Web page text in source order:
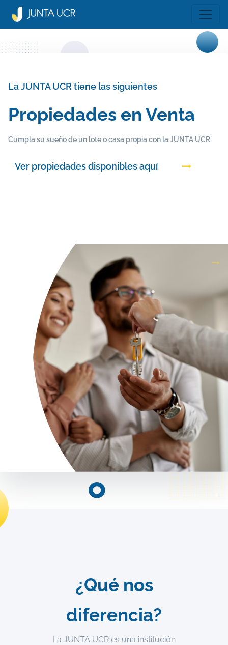
La JUNTA UCR tiene las siguientes
Propiedades en Venta
Cumpla su sueño de un lote o casa propia con la JUNTA UCR.
Ver propiedades disponibles aquí
¿Qué nos
diferencia?
La JUNTA UCR es una institución